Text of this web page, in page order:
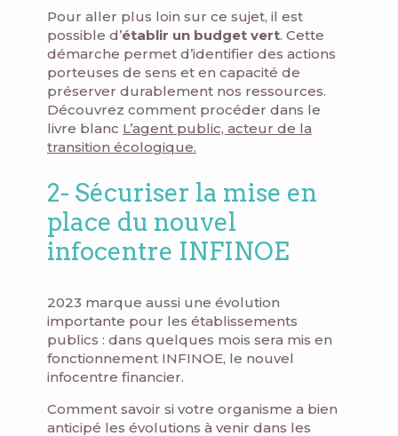
Pour aller plus loin sur ce sujet, il est
possible d’établir un budget vert. Cette
démarche permet d’identifier des actions
porteuses de sens et en capacité de
préserver durablement nos ressources.
Découvrez comment procéder dans le
livre blanc L’agent public, acteur de la
transition écologique.
2- Sécuriser la mise en
place du nouvel
infocentre INFINOE
2023 marque aussi une évolution
importante pour les établissements
publics : dans quelques mois sera mis en
fonctionnement INFINOE, le nouvel
infocentre financier.
Comment savoir si votre organisme a bien
anticipé les évolutions à venir dans les